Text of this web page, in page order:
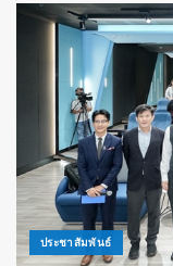
ประชาสัมพันธ์